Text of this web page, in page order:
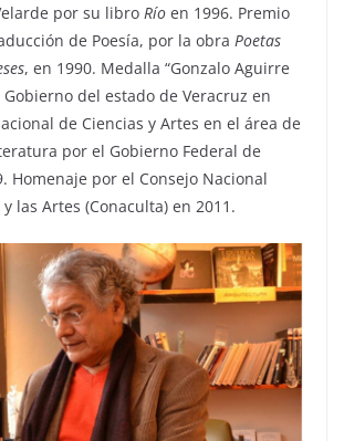
por su libro Río en 1996. Premio
de Poesía, por la obra Poetas
, en 1990. Medalla “Gonzalo Aguirre
del estado de Veracruz en
de Ciencias y Artes en el área de
por el Gobierno Federal de
Homenaje por el Consejo Nacional
las Artes (Conaculta) en 2011.